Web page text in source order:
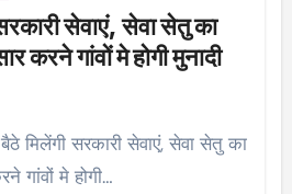
सेवाएं, सेवा सेतु का
करने गांवों मे होगी मुनादी
गांवों मे होगी…